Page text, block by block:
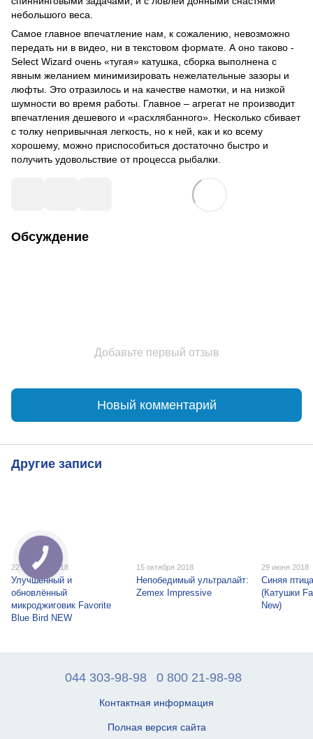
небольшого веса.
Самое главное впечатление нам, к сожалению, невозможно
передать ни в видео, ни в текстовом формате. А оно таково -
Select Wizard очень «тугая» катушка, сборка выполнена с
явным желанием минимизировать нежелательные зазоры и
люфты. Это отразилось и на качестве намотки, и на низкой
шумности во время работы. Главное – агрегат не производит
впечатления дешевого и «расхлябанного». Несколько сбивает
с толку непривычная легкость, но к ней, как и ко всему
хорошему, можно приспособиться достаточно быстро и
получить удовольствие от процесса рыбалки.
Обсуждение
Добавьте первый отзыв
Новый комментарий
Другие записи
22 октября 2018
Улучшенный и
обновлённый
микроджиговик Favorite
Blue Bird NEW
15 октября 2018
Непобедимый ультралайт:
Zemex Impressive
29 июня 2018
Синяя
(Катушки
New)
044 303-98-98 0 800 21-98-98
Контактная информация
Полная версия сайта